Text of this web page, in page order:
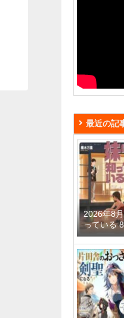
最近の記
2026年8
っている
巻」「平
ど